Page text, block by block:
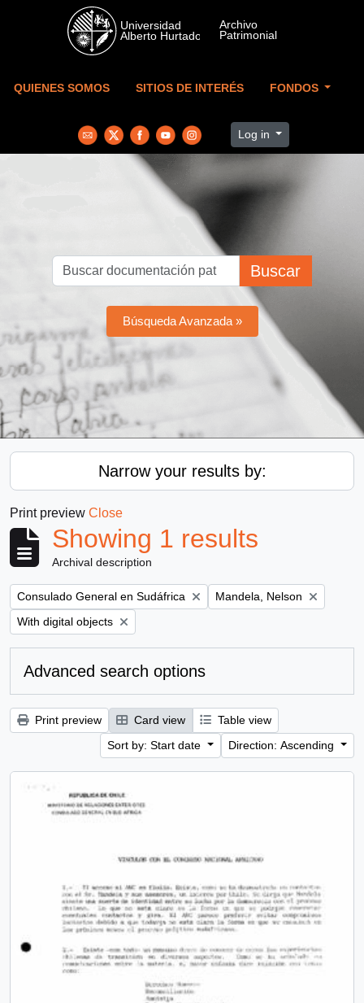
Skip to main content
QUIENES SOMOS SITIOS DE INTERÉS FONDOS
Log in
Buscar
Búsqueda Avanzada »
Narrow your results by:
Print preview Close
Showing 1 results
Archival description
Remove filter:
Consulado General en Sudáfrica Remove filter:
Mandela, Nelson
Remove filter:
With digital objects
Advanced search options
Print preview Card view
Table view
Sort by: Start date
Direction: Ascending